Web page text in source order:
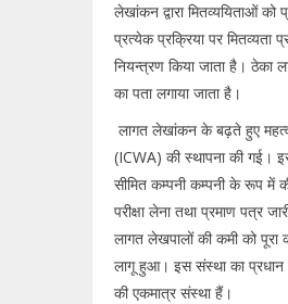
लेखांकन द्वारा मितव्ययिताओं को
प्रत्येक प्रक्रिया पर मितव्यता
नियन्त्रण किया जाता है। ठेका
का पता लगाया जाता है।
लागत लेखांकन के बढ़ते हुए
(ICWA) की स्थापना की गई।
सीमित कम्पनी कम्पनी के रूप में
परीक्षा लेना तथा प्रमाण पत्र
लागत लेखपालों की कमी को
लागू हुआ। इस संस्था का प्रधान
की एकमात्र संस्था हैं।